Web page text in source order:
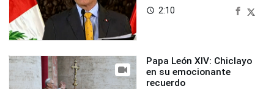
access_time 2:10
Papa León XIV: Chiclayo
en su emocionante
recuerdo